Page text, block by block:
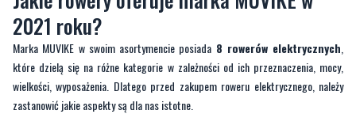
które dzielą się na różne kategorie w zależności od ich przeznaczenia, mocy,
wielkości, wyposażenia. Dlatego przed zakupem roweru elektrycznego, należy
zastanowić jakie aspekty są dla nas istotne.
Każdy kupujący ma inne wymagania, predyspozycje oraz budżet, który
zdecydowanie jest kluczowym aspektem, przy zakupie roweru elektrycznego.
Ceny rowerów elektrycznych mieszczą się w przedziale od kilku do kilkunastu